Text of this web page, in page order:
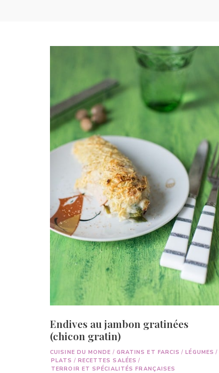
Endives au jambon gratinées
(chicon gratin)
CUISINE DU MONDE / GRATINS ET FARCIS / LÉGUMES /
PLATS / RECETTES SALÉES /
TERROIR ET SPÉCIALITÉS FRANÇAISES